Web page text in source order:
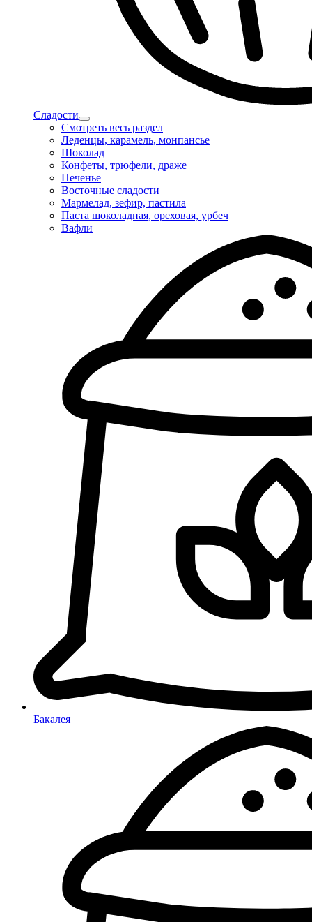
Сладости
Смотреть весь раздел
Леденцы, карамель, монпансье
Шоколад
Конфеты, трюфели, драже
Печенье
Восточные сладости
Мармелад, зефир, пастила
Паста шоколадная, ореховая, урбеч
Вафли
Бакалея